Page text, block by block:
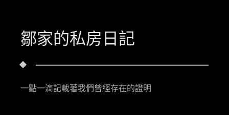
鄒家的私房日記
一點一滴記載著我們曾經存在的證明